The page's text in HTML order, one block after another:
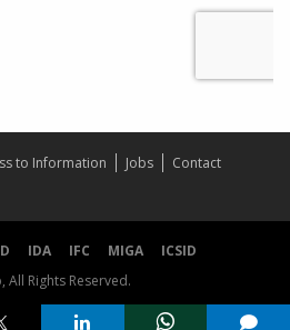
comments added
to Information Jobs
Contact
IDA IFC MIGA
ICSID
Rights Reserved.